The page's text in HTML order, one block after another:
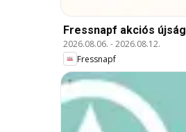
Fressnapf akciós újság
2026.08.06. -2026.08.12.
Fressnapf